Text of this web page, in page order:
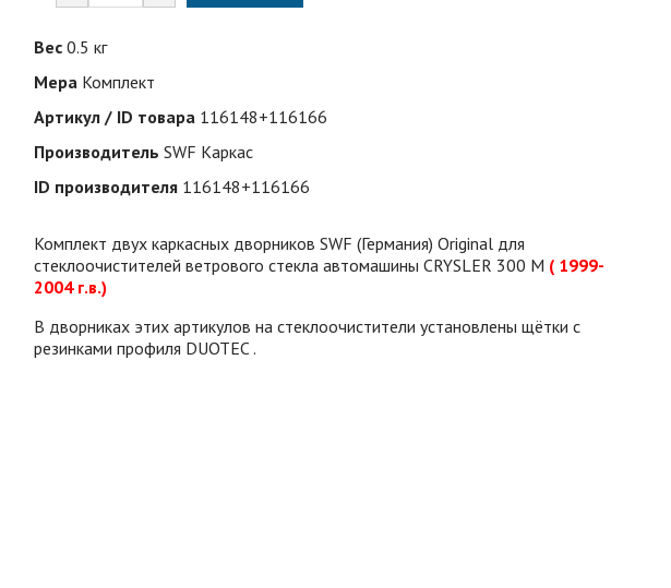
Вес 0.5 кг
Мера Комплект
Артикул / ID товара 116148+116166
Производитель SWF Каркас
ID производителя 116148+116166
Комплект двух каркасных дворников SWF (Германия) Original для
стеклоочистителей ветрового стекла автомашины CRYSLER 300 M ( 1999-
2004 г.в.)
В дворниках этих артикулов на стеклоочистители установлены щётки с
резинками профиля DUOTEC .